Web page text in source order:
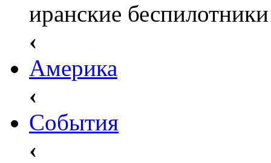
иранские беспилотники
‹
Америка
‹
События
‹